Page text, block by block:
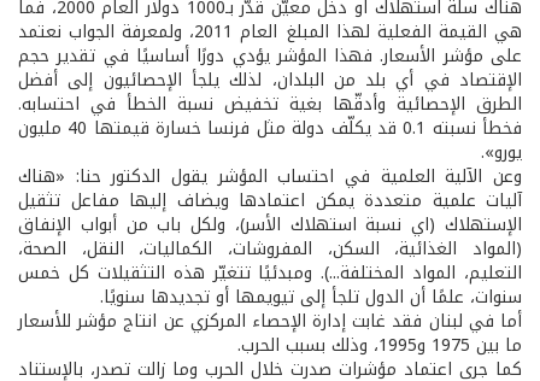
هناك سلة استهلاك او دخل معيّن قدّر بـ1000 دولار العام 2000، فما
هي القيمة الفعلية لهذا المبلغ العام 2011، ولمعرفة الجواب نعتمد
على مؤشر الأسعار. فهذا المؤشر يؤدي دورًا أساسيًا في تقدير حجم
الإقتصاد في أي بلد من البلدان، لذلك يلجأ الإحصائيون إلى أفضل
الطرق الإحصائية وأدقّها بغية تخفيض نسبة الخطأ في احتسابه.
فخطأ نسبته 0.1 قد يكلّف دولة مثل فرنسا خسارة قيمتها 40 مليون
يورو».
وعن الآلية العلمية في احتساب المؤشر يقول الدكتور حنا: «هناك
آليات علمية متعددة يمكن اعتمادها ويضاف إليها مفاعل تثقيل
الإستهلاك (اي نسبة استهلاك الأسر)، ولكل باب من أبواب الإنفاق
(المواد الغذائية، السكن، المفروشات، الكماليات، النقل، الصحة،
التعليم، المواد المختلفة...). ومبدئيًا تتغيّر هذه التثقيلات كل خمس
سنوات، علمًا أن الدول تلجأ إلى تيويمها أو تجديدها سنويًا.
أما في لبنان فقد غابت إدارة الإحصاء المركزي عن انتاج مؤشر للأسعار
ما بين 1975 و1995، وذلك بسبب الحرب.
كما جرى اعتماد مؤشرات صدرت خلال الحرب وما زالت تصدر، بالإستناد